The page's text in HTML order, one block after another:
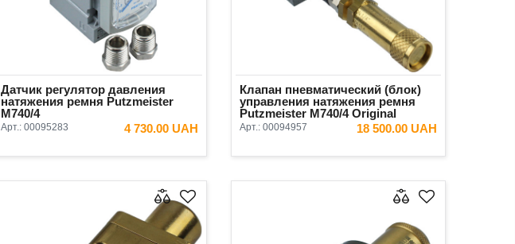
Датчик регулятор давления
натяжения ремня Putzmeister
М740/4
Арт.: 00095283 4 730.00 UAH
В КОРЗИНУ
Клапан пневматический (блок)
управления натяжения ремня
Putzmeister М740/4 Original
Арт.: 00094957 18 500.00 UAH
В КОРЗИНУ